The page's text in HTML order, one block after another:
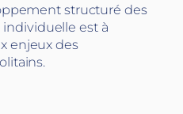
structuré des
individuelle est à
enjeux des